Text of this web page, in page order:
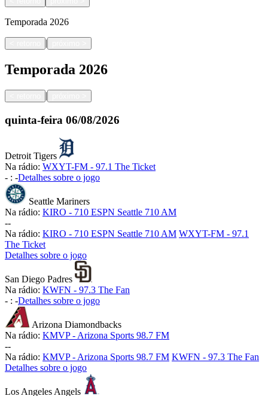
Temporada 2026
|
Temporada 2026
|
quinta-feira 06/08/2026
Detroit Tigers
Na rádio: WXYT-FM - 97.1 The Ticket
- : -Detalhes sobre o jogo
Seattle Mariners
Na rádio: KIRO - 710 ESPN Seattle 710 AM
--
Na rádio: KIRO - 710 ESPN Seattle 710 AM WXYT-FM - 97.1
The Ticket
Detalhes sobre o jogo
San Diego Padres
Na rádio: KWFN - 97.3 The Fan
- : -Detalhes sobre o jogo
Arizona Diamondbacks
Na rádio: KMVP - Arizona Sports 98.7 FM
--
Na rádio: KMVP - Arizona Sports 98.7 FM KWFN - 97.3 The Fan
Detalhes sobre o jogo
Los Angeles Angels